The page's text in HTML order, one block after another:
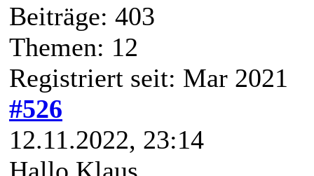
Beiträge: 403
Themen: 12
Registriert seit: Mar 2021
#526
12.11.2022, 23:14